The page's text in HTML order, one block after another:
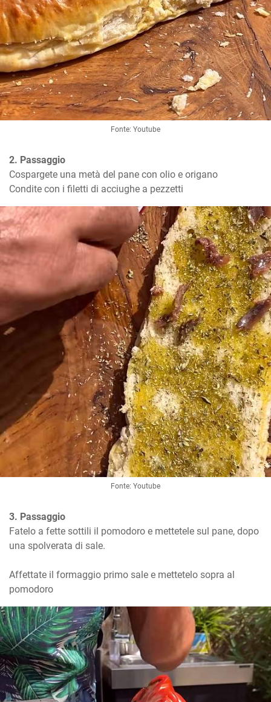
Fonte: Youtube
2. Passaggio
Cospargete una metà del pane con olio e origano
Condite con i filetti di acciughe a pezzetti
Fonte: Youtube
3. Passaggio
Fatelo a fette sottili il pomodoro e mettetele sul pane, dopo
una spolverata di sale.
Affettate il formaggio primo sale e mettetelo sopra al
pomodoro